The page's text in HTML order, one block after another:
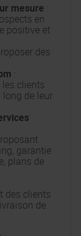
mesure :
en
positive et
des
:
clients
de leur
garantie
plans de
des clients
de